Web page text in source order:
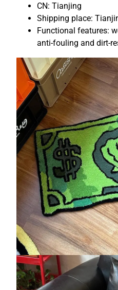
CN: Tianjing
Shipping place:
Functional features:
anti-fouling and dirt-